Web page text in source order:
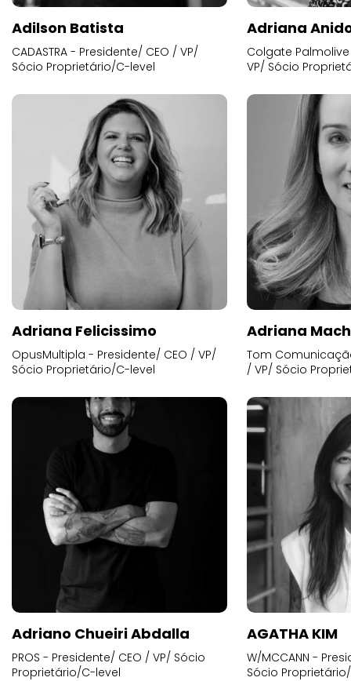
Adilson Batista
CADASTRA - Presidente/ CEO / VP/
Sócio Proprietário/C-level
Adriana
Colgate
VP/ Sócio
Adriana Felicissimo
OpusMultipla - Presidente/ CEO / VP/
Sócio Proprietário/C-level
Adriana
Tom
/ VP/ Sócio
Adriano Chueiri Abdalla
PROS - Presidente/ CEO / VP/ Sócio
Proprietário/C-level
AGATHA KIM
W/MCCANN -
Sócio